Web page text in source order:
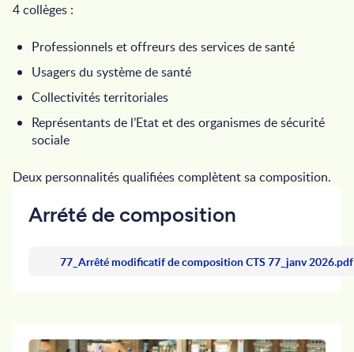
4 collèges :
Professionnels et offreurs des services de santé
Usagers du système de santé
Collectivités territoriales
Représentants de l’Etat et des organismes de sécurité
sociale
Deux personnalités qualifiées complètent sa composition.
Arrété de composition
77_Arrêté modificatif de composition CTS 77_janv